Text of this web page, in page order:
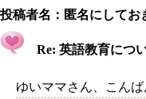
投稿者名： 匿名にしてお
Re: 英語教育につ
ゆいママさん、こん